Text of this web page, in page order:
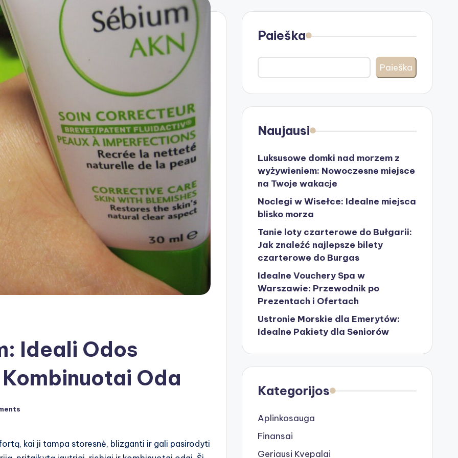
Ideali Odos
Oda
kai ji tampa storesnė, blizganti ir gali pasirodyti
Paieška
Paieška
Naujausi
Luksusowe domki nad morzem z
wyżywieniem: Nowoczesne miejsce
na Twoje wakacje
Noclegi w Wisełce: Idealne miejsca
blisko morza
Tanie loty czarterowe do Bułgarii:
Jak znaleźć najlepsze bilety
czarterowe do Burgas
Idealne Vouchery Spa w
Warszawie: Przewodnik po
Prezentach i Ofertach
Ustronie Morskie dla Emerytów:
Idealne Pakiety dla Seniorów
Kategorijos
Aplinkosauga
Finansai
Geriausi Kvepalai